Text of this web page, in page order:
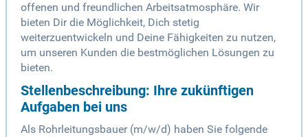
offenen und freundlichen Arbeitsatmosphäre. Wir
bieten Dir die Möglichkeit, Dich stetig
weiterzuentwickeln und Deine Fähigkeiten zu nutzen,
um unseren Kunden die bestmöglichen Lösungen zu
bieten.
Stellenbeschreibung: Ihre zukünftigen
Aufgaben bei uns
Als Rohrleitungsbauer (m/w/d) haben Sie folgende